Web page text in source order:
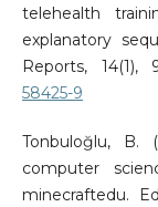
telehealth
explanatory
Reports, 14(1),
58425-9
Tonbuloğlu, B.
computer
minecraftedu.